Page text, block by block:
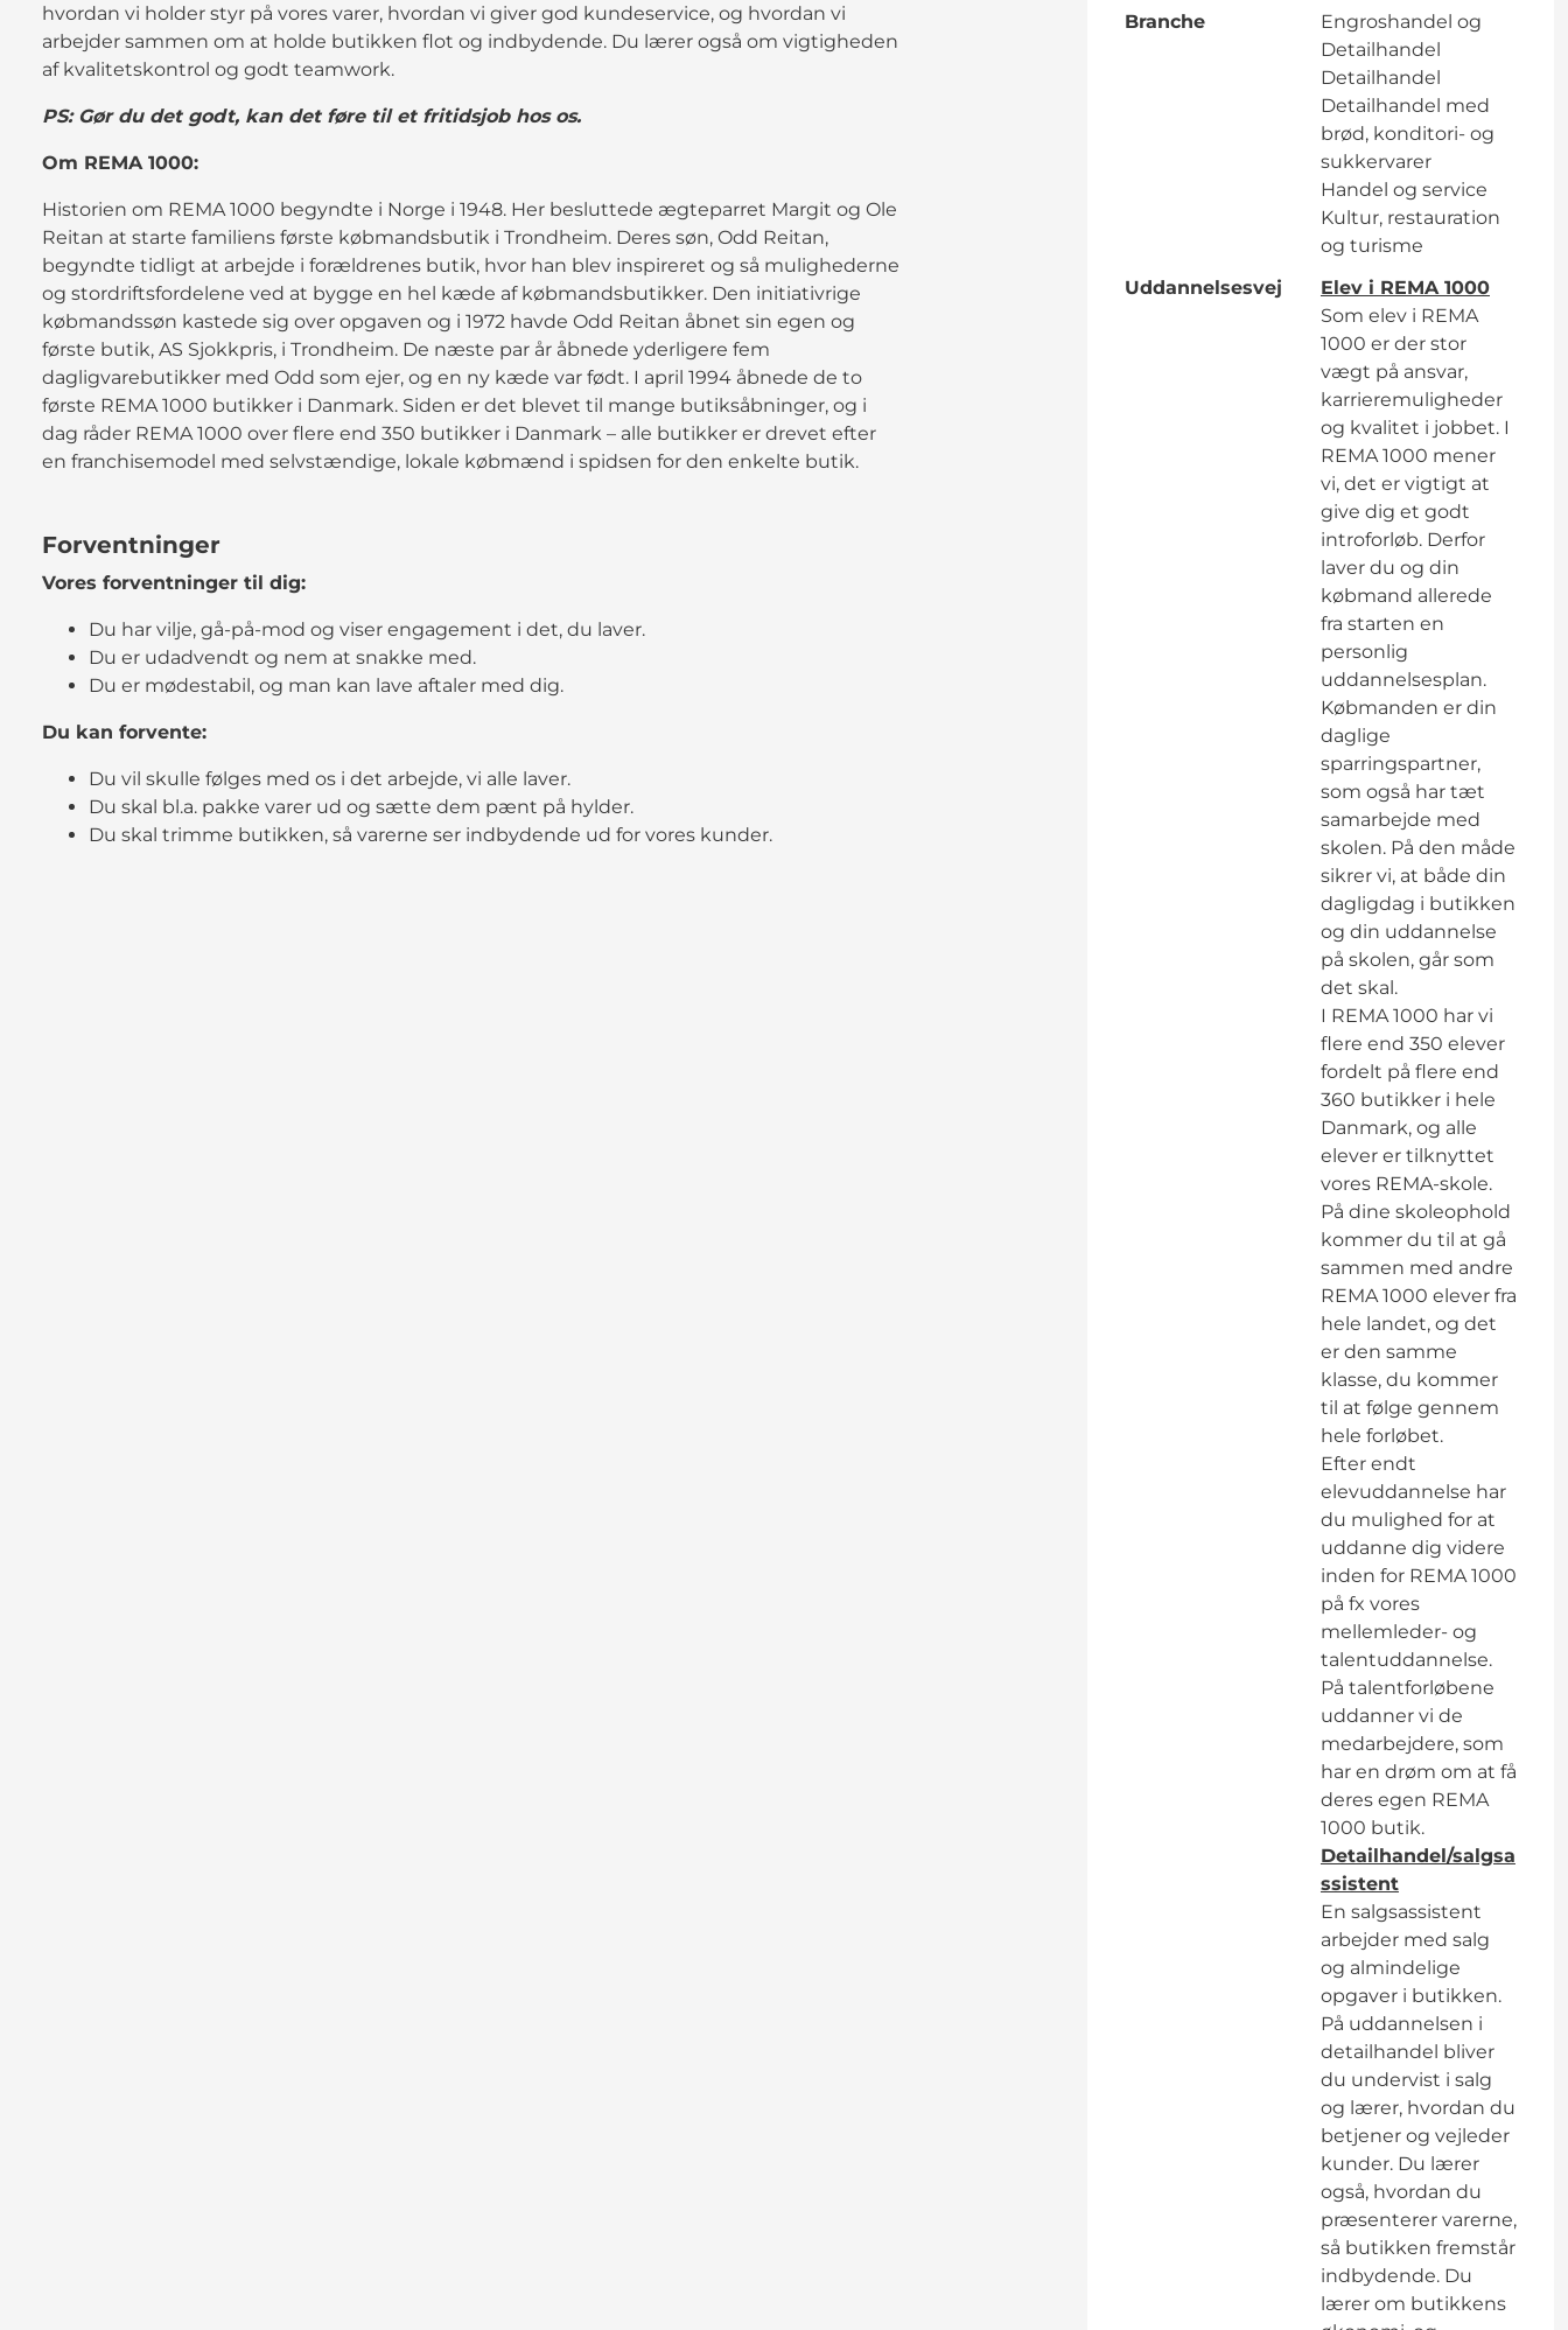
hvordan vi holder styr på vores varer, hvordan vi giver god kundeservice, og hvordan vi
arbejder sammen om at holde butikken flot og indbydende. Du lærer også om vigtigheden
af kvalitetskontrol og godt teamwork.
PS: Gør du det godt, kan det føre til et fritidsjob hos os.
Om REMA 1000:
Historien om REMA 1000 begyndte i Norge i 1948. Her besluttede ægteparret Margit og Ole
Reitan at starte familiens første købmandsbutik i Trondheim. Deres søn, Odd Reitan,
begyndte tidligt at arbejde i forældrenes butik, hvor han blev inspireret og så mulighederne
og stordriftsfordelene ved at bygge en hel kæde af købmandsbutikker. Den initiativrige
købmandssøn kastede sig over opgaven og i 1972 havde Odd Reitan åbnet sin egen og
første butik, AS Sjokkpris, i Trondheim. De næste par år åbnede yderligere fem
dagligvarebutikker med Odd som ejer, og en ny kæde var født. I april 1994 åbnede de to
første REMA 1000 butikker i Danmark. Siden er det blevet til mange butiksåbninger, og i
dag råder REMA 1000 over flere end 350 butikker i Danmark – alle butikker er drevet efter
en franchisemodel med selvstændige, lokale købmænd i spidsen for den enkelte butik.
Forventninger
Vores forventninger til dig:
Du har vilje, gå-på-mod og viser engagement i det, du laver.
Du er udadvendt og nem at snakke med.
Du er mødestabil, og man kan lave aftaler med dig.
Du kan forvente:
Du vil skulle følges med os i det arbejde, vi alle laver.
Du skal bl.a. pakke varer ud og sætte dem pænt på hylder.
Du skal trimme butikken, så varerne ser indbydende ud for vores kunder.
Branche
Engroshandel og
Detailhandel
Detailhandel
Detailhandel med
brød, konditori- og
sukkervarer
Handel og service
Kultur, restauration
og turisme
Uddannelsesvej
Elev i REMA 1000
Som elev i REMA
1000 er der stor
vægt på ansvar,
karrieremuligheder
og kvalitet i jobbet. I
REMA 1000 mener
vi, det er vigtigt at
give dig et godt
introforløb. Derfor
laver du og din
købmand allerede
fra starten en
personlig
uddannelsesplan.
Købmanden er din
daglige
sparringspartner,
som også har tæt
samarbejde med
skolen. På den måde
sikrer vi, at både din
dagligdag i butikken
og din uddannelse
på skolen, går som
det skal.
I REMA 1000 har vi
flere end 350 elever
fordelt på flere end
360 butikker i hele
Danmark, og alle
elever er tilknyttet
vores REMA-skole.
På dine skoleophold
kommer du til at gå
sammen med andre
REMA 1000 elever fra
hele landet, og det
er den samme
klasse, du kommer
til at følge gennem
hele forløbet.
Efter endt
elevuddannelse har
du mulighed for at
uddanne dig videre
inden for REMA 1000
på fx vores
mellemleder- og
talentuddannelse.
På talentforløbene
uddanner vi de
medarbejdere, som
har en drøm om at få
deres egen REMA
1000 butik.
Detailhandel/salgsa
ssistent
En salgsassistent
arbejder med salg
og almindelige
opgaver i butikken.
På uddannelsen i
detailhandel bliver
du undervist i salg
og lærer, hvordan du
betjener og vejleder
kunder. Du lærer
også, hvordan du
præsenterer varerne,
så butikken fremstår
indbydende. Du
lærer om butikkens